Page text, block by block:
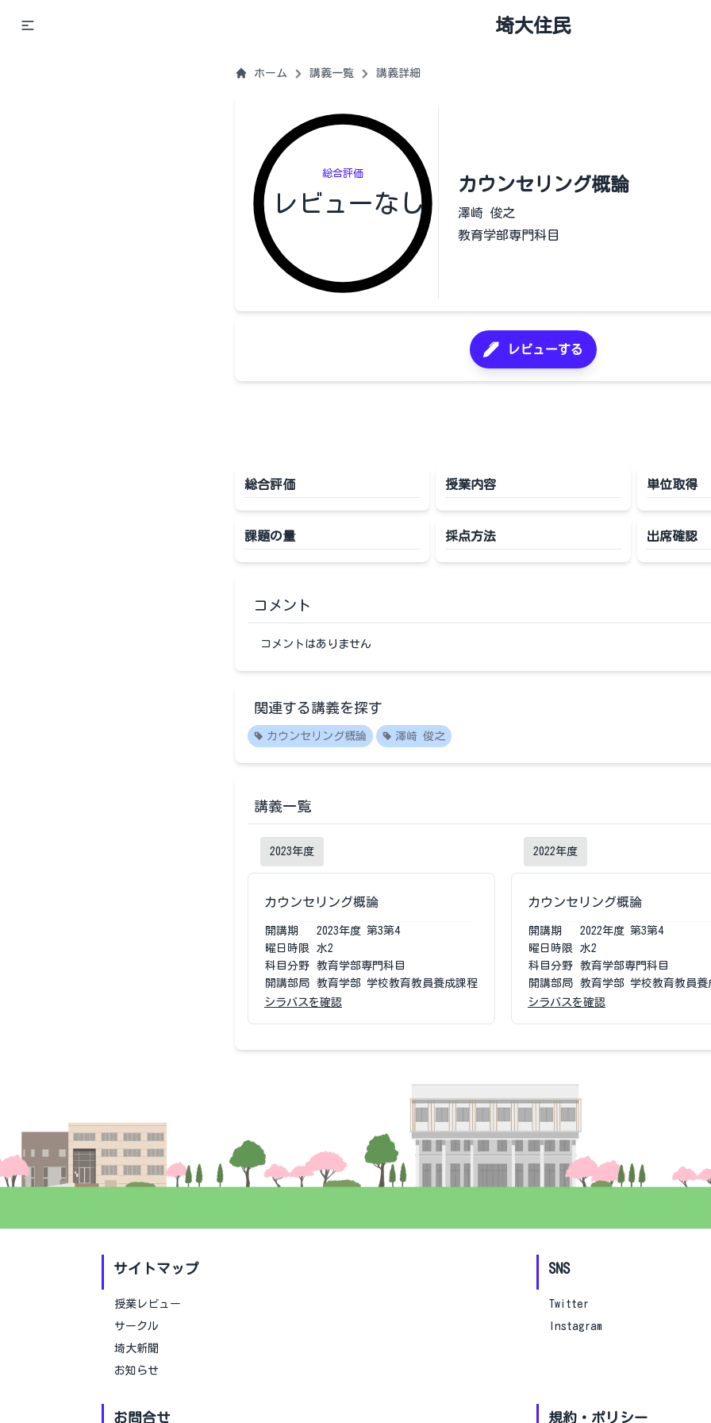
埼大住民
ホーム 講義一覧 講義詳細
総合評価
レビューなし
カウンセリング概論
澤崎 俊之
教育学部専門科目
レビューする
総合評価 授業内容 単位取得
課題の量 採点方法 出席確認
コメント
コメントはありません
関連する講義を探す
カウンセリング概論 澤崎 俊之
講義一覧
2023年度
カウンセリング概論
開講期 2023年度 第3第4
曜日時限
水2
科目分野
教育学部専門科目
開講部局
教育学部 学校教育教員養成課程
シラバスを確認
2022年度
カウンセリング概論
開講期 2022年度 第3第4
曜日時限
水2
科目分野
教育学部専門科目
開講部局
教育学部 学校教育教員養
シラバスを確認
サイトマップ
授業レビュー
サークル
埼大新聞
お知らせ
SNS
Twitter
Instagram
お問合せ 規約・ポリシー